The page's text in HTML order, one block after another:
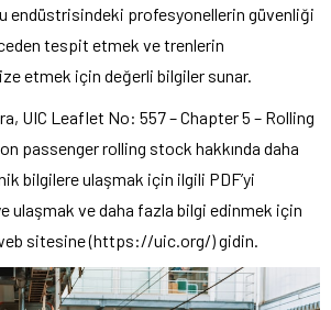
endüstrisindeki profesyonellerin güvenliği
tespit etmek ve trenlerin
etmek için değerli bilgiler sunar.
UIC Leaflet No: 557 – Chapter 5 – Rolling
passenger rolling stock hakkında daha
bilgilere ulaşmak için ilgili PDF’yi
ulaşmak ve daha fazla bilgi edinmek için
sitesine (https://uic.org/) gidin.